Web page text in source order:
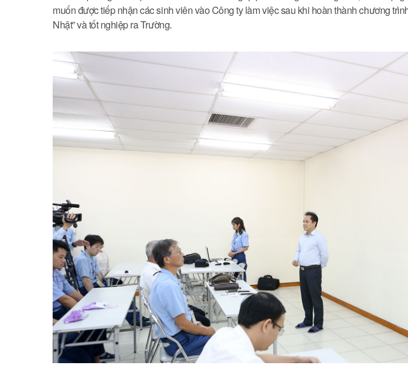
muốn được tiếp nhận các sinh viên vào Công ty làm việc sau khi hoàn thành chương
Nhật” và tốt nghiệp ra Trường.